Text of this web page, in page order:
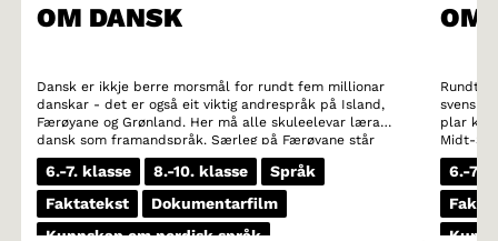
OM DANSK
Dansk er ikkje berre morsmål for rundt fem millionar
danskar - det er også eit viktig andrespråk på Island,
Færøyane og Grønland. Her må alle skuleelevar læra
dansk som framandspråk. Særleg på Færøyane står
dansk sterkt. Mange færøyiske ungdomar les heller
bøker på dansk enn på sitt eige morsmål.
6.-7. klasse 8.-10. klasse
Språk
Faktatekst
Dokumentarfilm
Kunnskap om nordisk språk
OM
Rundt ti
svensk
plar
Midt-
utover
lett
for
6.-7.